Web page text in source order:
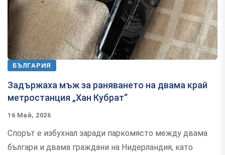
БЪЛГАРИЯ
Задържаха мъж за раняването на двама край
метростанция „Хан Кубрат“
16 Май, 2026
Спорът е избухнал заради паркомясто между двама
българи и двама граждани на Нидерландия, като